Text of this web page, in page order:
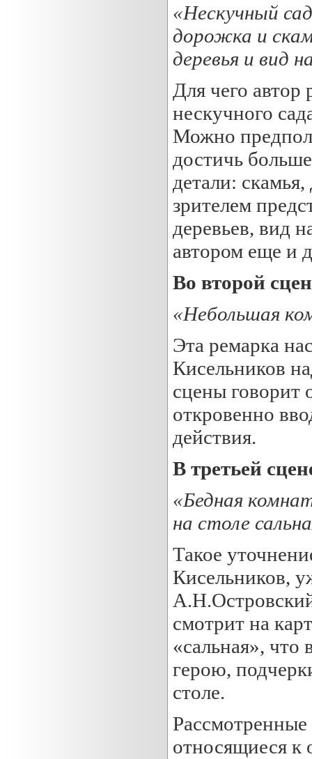
«Нескучный
дорожка и
деревья и вид
Для чего автор
нескучного
Можно
достичь
детали:
зрителем
деревьев, вид
автором еще и
Во второй
«Небольшая
Эта ремарка
Кисельников
сцены говорит
откровенно
действия.
В третьей
«Бедная
на столе
Такое
Кисельников,
смотрит на
«сальная», что
герою,
столе.
относящиеся